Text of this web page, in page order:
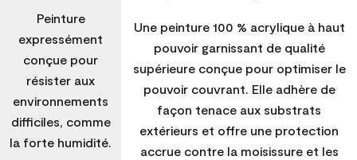
Peinture
expressément
conçue pour
résister aux
environnements
difficiles, comme
la forte humidité.
Une peinture 100 % acrylique à haut
pouvoir garnissant de qualité
supérieure conçue pour optimiser le
pouvoir couvrant. Elle adhère de
façon tenace aux substrats
extérieurs et offre une protection
accrue contre la moisissure et les